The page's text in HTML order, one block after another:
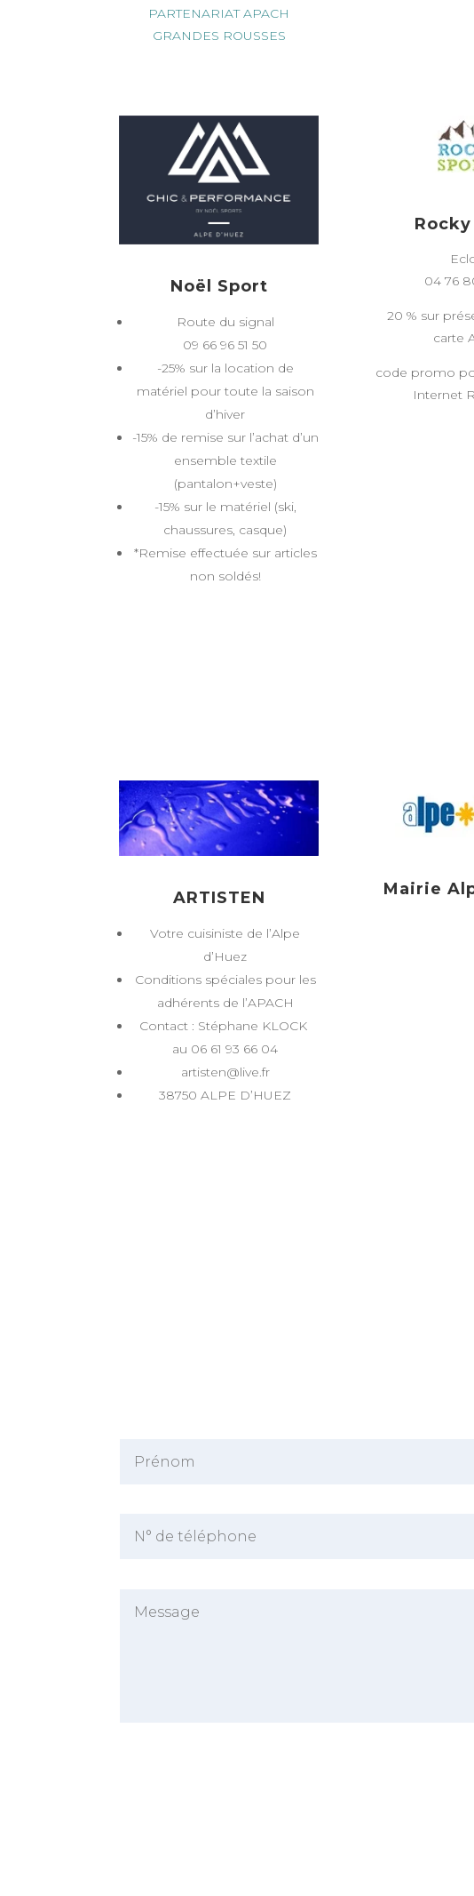
PARTENARIAT APACH
GRANDES ROUSSES
Noël Sport
Route du signal
09 66 96 51 50
-25% sur la location de
matériel pour toute la saison
d’hiver
-15% de remise sur l’achat d’un
ensemble textile
(pantalon+veste)
-15% sur le matériel (ski,
chaussures, casque)
*Remise effectuée sur articles
non soldés!
04 76
20 % sur
carte
code promo
Internet
ARTISTEN
Votre cuisiniste de l’Alpe
d’Huez
Conditions spéciales pour les
adhérents de l’APACH
Contact : Stéphane KLOCK
au 06 61 93 66 04
artisten@live.fr
38750 ALPE D’HUEZ
Mairie